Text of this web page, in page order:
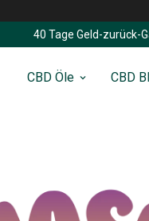
40 Tage Geld-zurück-
CBD Öle CBD